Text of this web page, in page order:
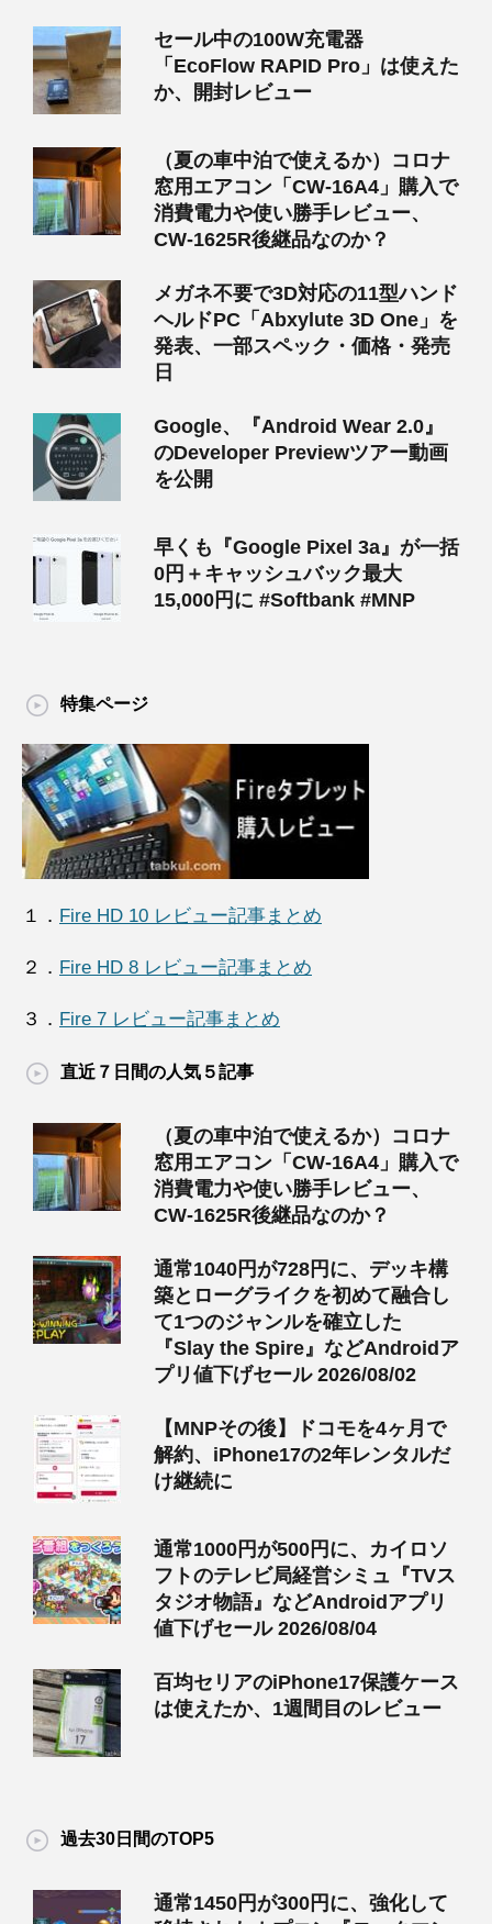
セール中の100W充電器
「EcoFlow RAPID Pro」は使えた
か、開封レビュー
（夏の車中泊で使えるか）コロナ
窓用エアコン「CW-16A4」購入で
消費電力や使い勝手レビュー、
CW-1625R後継品なのか？
メガネ不要で3D対応の11型ハンド
ヘルドPC「Abxylute 3D One」を
発表、一部スペック・価格・発売
日
Google、『Android Wear 2.0』
のDeveloper Previewツアー動画
を公開
早くも『Google Pixel 3a』が一括
0円＋キャッシュバック最大
15,000円に #Softbank #MNP
特集ページ
１． Fire HD 10 レビュー記事まとめ
２． Fire HD 8 レビュー記事まとめ
３． Fire 7 レビュー記事まとめ
直近７日間の人気５記事
（夏の車中泊で使えるか）コロナ
窓用エアコン「CW-16A4」購入で
消費電力や使い勝手レビュー、
CW-1625R後継品なのか？
通常1040円が728円に、デッキ構
築とローグライクを初めて融合し
て1つのジャンルを確立した
『Slay the Spire』などAndroidア
プリ値下げセール 2026/08/02
【MNPその後】ドコモを4ヶ月で
解約、iPhone17の2年レンタルだ
け継続に
通常1000円が500円に、カイロソ
フトのテレビ局経営シミュ『TVス
タジオ物語』などAndroidアプリ
値下げセール 2026/08/04
百均セリアのiPhone17保護ケース
は使えたか、1週間目のレビュー
過去30日間のTOP5
通常1450円が300円に、強化して